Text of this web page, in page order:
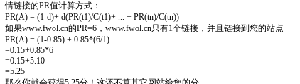
情链接的PR值计算方式：
PR(A) = (1-d)+ d(PR(t1)/C(t1)+ ... + PR(tn)/C(tn))
如果www.fwol.cn的PR=6，www.fwol.cn只有1个链接，并且链接到您的站点
PR(A) = (1-0.85) + 0.85*(6/1)
=0.15+0.85*6
=0.15+5.10
=5.25